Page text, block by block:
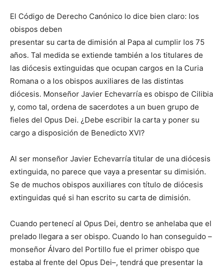
El Código de Derecho Canónico lo dice bien claro: los
obispos deben
presentar su carta de dimisión al Papa al cumplir los 75
años. Tal medida se extiende también a los titulares de
las diócesis extinguidas que ocupan cargos en la Curia
Romana o a los obispos auxiliares de las distintas
diócesis. Monseñor Javier Echevarría es obispo de Cilibia
y, como tal, ordena de sacerdotes a un buen grupo de
fieles del Opus Dei. ¿Debe escribir la carta y poner su
cargo a disposición de Benedicto XVI?
Al ser monseñor Javier Echevarría titular de una diócesis
extinguida, no parece que vaya a presentar su dimisión.
Se de muchos obispos auxiliares con título de diócesis
extinguidas qué si han escrito su carta de dimisión.
Cuando pertenecí al Opus Dei, dentro se anhelaba que el
prelado llegara a ser obispo. Cuando lo han conseguido –
monseñor Álvaro del Portillo fue el primer obispo que
estaba al frente del Opus Dei–, tendrá que presentar la